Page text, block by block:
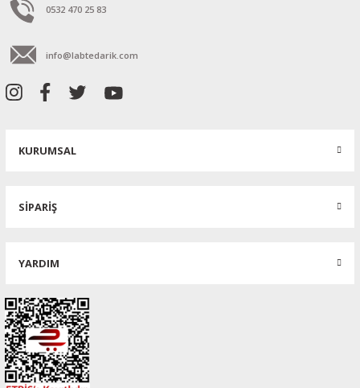
0532 470 25 83
info@labtedarik.com
KURUMSAL
SİPARİŞ
YARDIM